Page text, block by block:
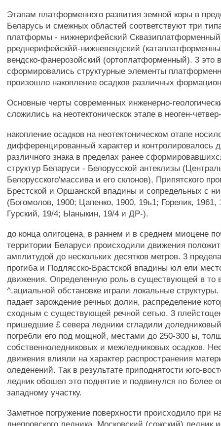
Этапам платформенного развития земной коры в
Беларусь и смежных областей соответствуют три
платформы - нижнерифейский
рреднерифейскйй-нижневендский
вендско-фанерозойский (ортоплатформенный). 3 это
сформировались структурные элементы
произошло накопление осадков различных
Основные черты современных инженерно-
сложились на неотектоническок этапе в неоген-
накопление осадков на неотектоническом отапе
дифференцированный характер и контролировалось
различного знака в пределах ранее
структур Беларуси - Белорусской антеклизы
Белорусского'массива и его склонов), Припятского
Брестской и Оршанской впадины и сопредельных с
(Богомолов, 1900; Цапенко, 1900, 19ь1; Горелик,
Гурский, 19/4; Ыаныкин, 19/4 и ДР-).
до конца олигоцена, в раннем и в среднем миоцене
территории Беларуси происходили движения
амплитудой до нескольких десятков метров. 3
прогиба и Подлясско-Брастской впадины юл ели
движения. Определенную роль в существующей в то
^.ациальной обстановке играли локальные
падает зарождение речных долин, распределение
сходным с существующей речной сетью. 3
пришедшие £ севера ледники сгладили
погребли его под мощной, местами до 250-300 ы,
собственноледниковых и межледниковых осадков.
движения влияли на характер распространения
оледенений. Так в результате приподнятости юго-
ледник обошел это поднятие и подвинулся по более
западному участку.
Заметное погружение поверхности происходило при
днепровского ледника. Московский (сожский) ледник